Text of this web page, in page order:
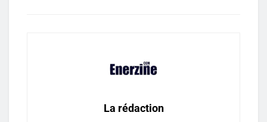
La rédaction